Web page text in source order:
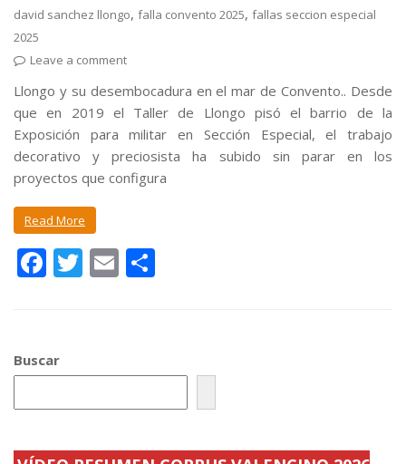
david sanchez llongo, falla convento 2025, fallas seccion especial
2025
Leave a comment
Llongo y su desembocadura en el mar de Convento.. Desde
que en 2019 el Taller de Llongo pisó el barrio de la
Exposición para militar en Sección Especial, el trabajo
decorativo y preciosista ha subido sin parar en los
proyectos que configura
Read More
F
b
o
o
T E
ar
ti
Buscar